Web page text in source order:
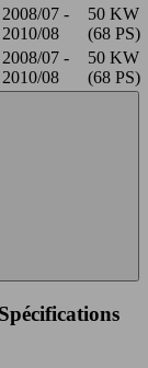
2008/07 -
2010/08
50 KW
(68 PS)
2008/07 -
2010/08
50 KW
(68 PS)